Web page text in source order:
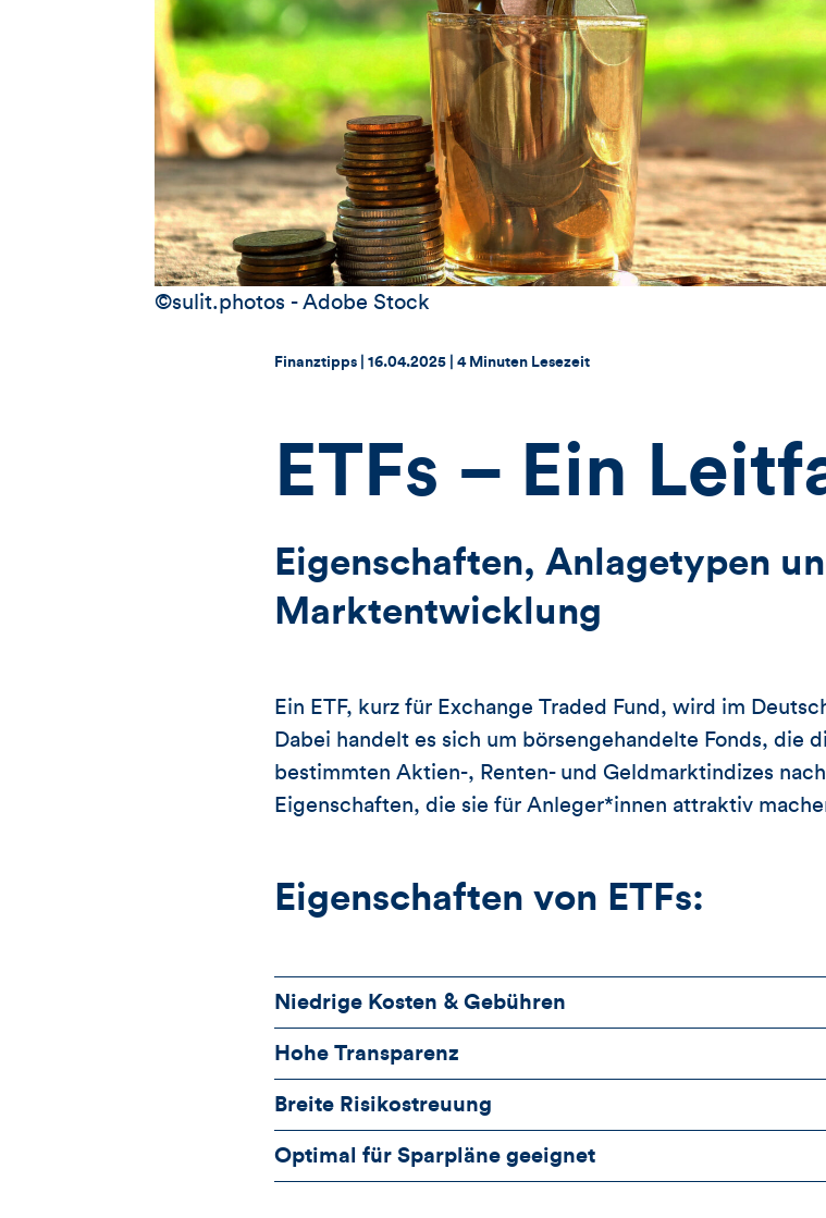
©sulit.photos - Adobe Stock
Thema:
Finanztipps | Datum:
16.04.2025 4 Minuten Lesezeit
ETFs – Ein
Eigenschaften, Anlagetypen
Marktentwicklung
Ein ETF, kurz für Exchange Traded Fund, wird im
Dabei handelt es sich um börsengehandelte Fonds, die
bestimmten Aktien-, Renten- und Geldmarktindizes
Eigenschaften, die sie für Anleger*innen attraktiv
Eigenschaften von ETFs:
Niedrige Kosten & Gebühren
Hohe Transparenz
Breite Risikostreuung
Optimal für Sparpläne geeignet